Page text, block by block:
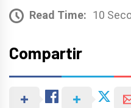
Read Time: 10
Compartir